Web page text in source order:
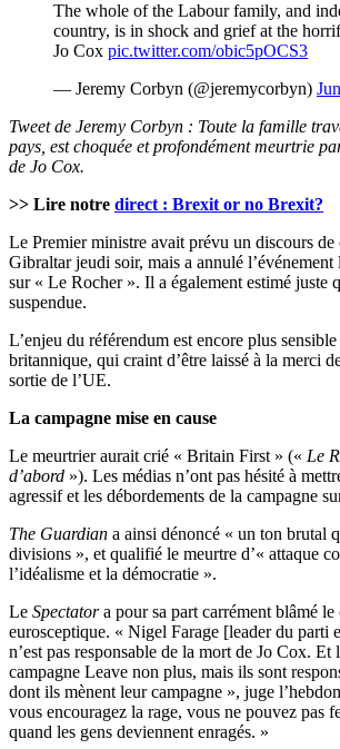
The whole of the Labour family, and
country, is in shock and grief at the
Jo Cox pic.twitter.com/obic5pOCS3
— Jeremy Corbyn (@jeremycorbyn)
Tweet de Jeremy Corbyn : Toute la famille
pays, est choquée et profondément meurtrie
de Jo Cox.
>> Lire notre direct : Brexit or no Brexit?
Le Premier ministre avait prévu un discours de
Gibraltar jeudi soir, mais a annulé l’événement
sur « Le Rocher ». Il a également estimé juste
suspendue.
L’enjeu du référendum est encore plus
britannique, qui craint d’être laissé à la merci
sortie de l’UE.
La campagne mise en cause
Le meurtrier aurait crié « Britain First » (« Le
d’abord »). Les médias n’ont pas hésité à
agressif et les débordements de la campagne
The Guardian a ainsi dénoncé « un ton brutal
divisions », et qualifié le meurtre d’« attaque
l’idéalisme et la démocratie ».
Le Spectatora pour sa part carrément blâmé le
eurosceptique. « Nigel Farage [leader du parti
n’est pas responsable de la mort de Jo Cox. Et
campagne Leave non plus, mais ils sont
dont ils mènent leur campagne », juge
vous encouragez la rage, vous ne pouvez pas
quand les gens deviennent enragés. »